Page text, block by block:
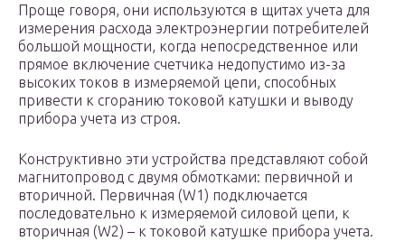
Проще говоря, они используются в щитах учета для
измерения расхода электроэнергии потребителей
большой мощности, когда непосредственное или
прямое включение счетчика недопустимо из-за
высоких токов в измеряемой цепи, способных
привести к сгоранию токовой катушки и выводу
прибора учета из строя.
Конструктивно эти устройства представляют собой
магнитопровод с двумя обмотками: первичной и
вторичной. Первичная (W1) подключается
последовательно к измеряемой силовой цепи, к
вторичная (W2) – к токовой катушке прибора учета.